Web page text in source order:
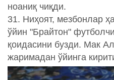
ноаниқ чиқди.
31. Ниҳоят, мезбонлар
ўйин "Брайтон"
қоидасини бузди. Мак
жаримадан ўйинга